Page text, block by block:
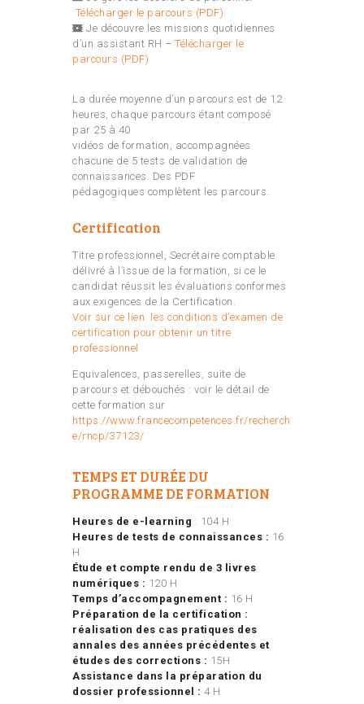
Télécharger le parcours (PDF)
Je découvre les missions quotidiennes
d’un assistant RH – Télécharger le
parcours (PDF)
La durée moyenne d’un parcours est de 12
heures, chaque parcours étant composé
par 25 à 40
vidéos de formation, accompagnées
chacune de 5 tests de validation de
connaissances. Des PDF
pédagogiques complètent les parcours.
Certification
Titre professionnel, Secrétaire comptable
délivré à l’issue de la formation, si ce le
candidat réussit les évaluations conformes
aux exigences de la Certification.
Voir sur ce lien les conditions d’examen de
certification pour obtenir un titre
professionnel
Equivalences, passerelles, suite de
parcours et débouchés : voir le détail de
cette formation sur
https://www.francecompetences.fr/recherch
e/rncp/37123/
TEMPS ET DURÉE DU
PROGRAMME DE FORMATION
Heures de e-learning : 104 H
Heures de tests de connaissances : 16
H
Étude et compte rendu de 3 livres
numériques : 120 H
Temps d’accompagnement : 16 H
Préparation de la certification :
réalisation des cas pratiques des
annales des années précédentes et
études des corrections : 15H
Assistance dans la préparation du
dossier professionnel : 4 H